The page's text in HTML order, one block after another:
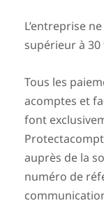
L’entreprise
supérieur à
Tous les
acomptes et
font
auprès de la
numéro de